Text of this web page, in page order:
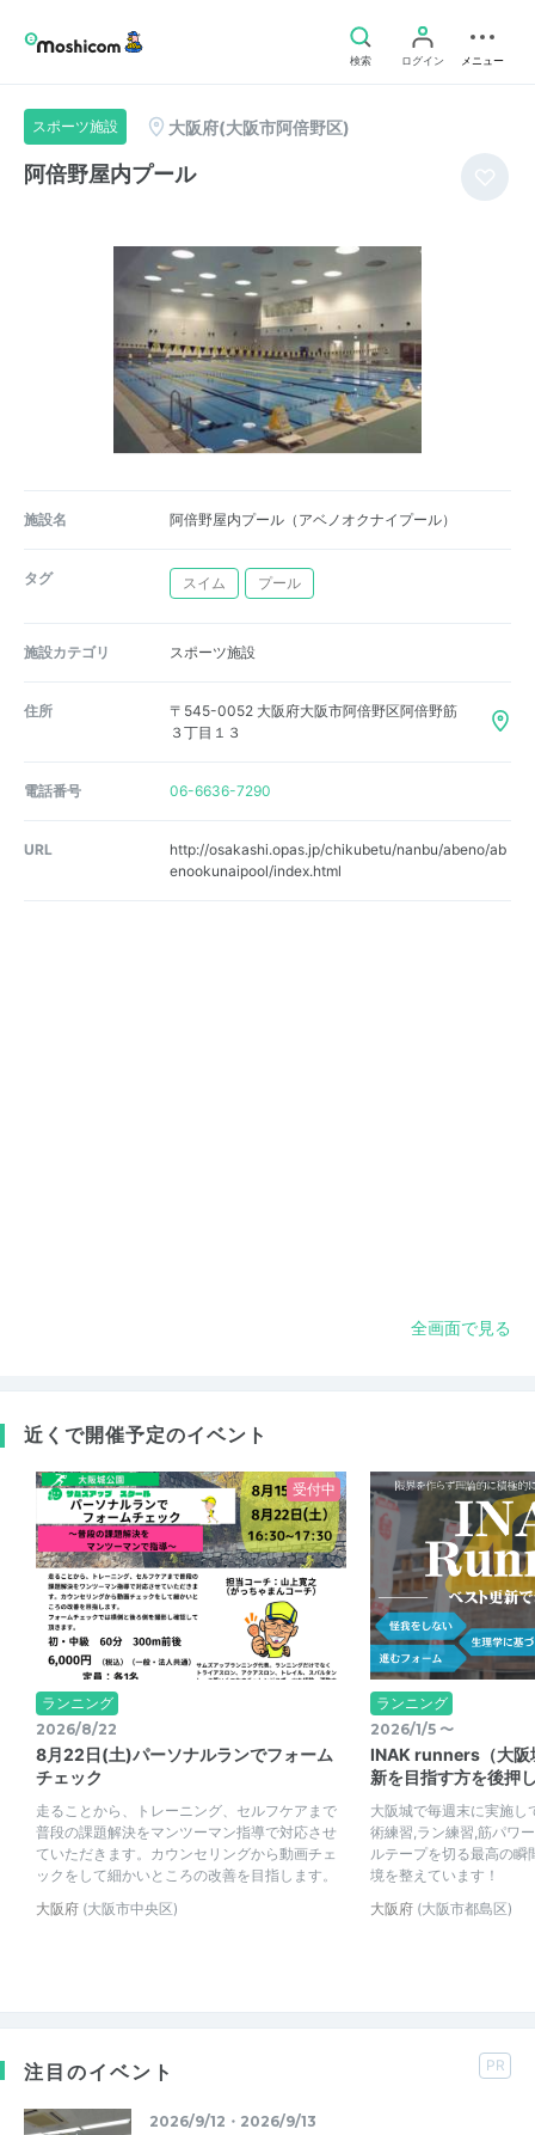
検索 ログイン メニュー
スポーツ施設 大阪府(大阪市阿倍野区)
阿倍野屋内プール
施設名 阿倍野屋内プール（アベノオクナイプール）
タグ スイム プール
施設カテゴリ スポーツ施設
住所
〒545-0052 大阪府大阪市阿倍野区阿倍野筋
３丁目１３
電話番号 06-6636-7290
URL
http://osakashi.opas.jp/chikubetu/nanbu/abeno/ab
enookunaipool/index.html
全画面で見る
近くで開催予定のイベント
受付中
ランニング
2026/8/22
8月22日(土)パーソナルランでフォーム
チェック
走ることから、トレーニング、セルフケアまで
普段の課題解決をマンツーマン指導で対応させ
ていただきます。カウンセリングから動画チェ
ックをして細かいところの改善を目指します。
大阪府 (大阪市中央区)
ランニング
2026/1/5 〜
INAK runners（大阪
新を目指す方を後押
大阪城で毎週末に実施し
術練習,ラン練習,筋パワ
ルテープを切る最高の瞬
境を整えています！
大阪府 (大阪市都島区)
注目のイベント PR
2026/9/12・2026/9/13